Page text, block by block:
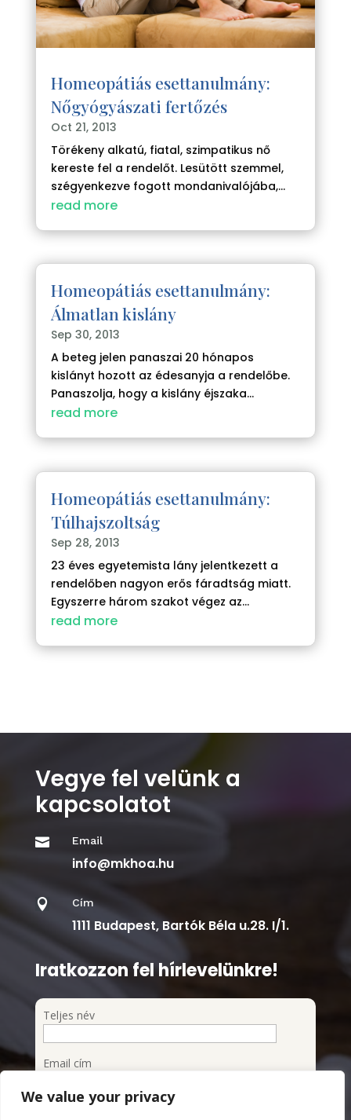
We value your privacy
Homeopátiás esettanulmány:
Nőgyógyászati fertőzés
Oct 21, 2013
Törékeny alkatú, fiatal, szimpatikus nő
kereste fel a rendelőt. Lesütött szemmel,
szégyenkezve fogott mondanivalójába,...
read more
Homeopátiás esettanulmány:
Álmatlan kislány
Sep 30, 2013
A beteg jelen panaszai 20 hónapos
kislányt hozott az édesanyja a rendelőbe.
Panaszolja, hogy a kislány éjszaka...
read more
Homeopátiás esettanulmány:
Túlhajszoltság
Sep 28, 2013
23 éves egyetemista lány jelentkezett a
rendelőben nagyon erős fáradtság miatt.
Egyszerre három szakot végez az...
read more
Vegye fel velünk a
kapcsolatot
 Email
info@mkhoa.hu
 Cím
1111 Budapest, Bartók Béla u.28. I/1.
Iratkozzon fel hírlevelünkre!
Teljes név
Email cím